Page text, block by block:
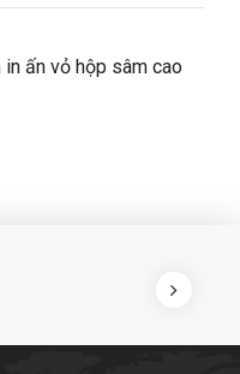
ấn vỏ hộp sâm cao